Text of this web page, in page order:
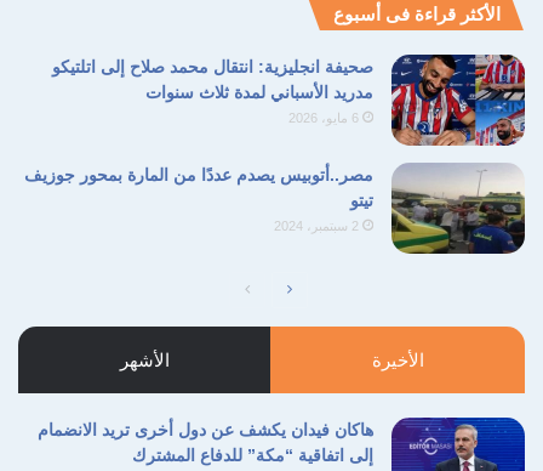
الأكثر قراءة فى أسبوع
صحيفة انجليزية: انتقال محمد صلاح إلى اتلتيكو
مدريد الأسباني لمدة ثلاث سنوات
6 مايو، 2026
مصر..أتوبيس يصدم عددًا من المارة بمحور جوزيف
تيتو
2 سبتمبر، 2024
الصفحةالصفحة
الأخيرة الأشهر
هاكان فيدان يكشف عن دول أخرى تريد الانضمام
إلى اتفاقية “مكة” للدفاع المشترك